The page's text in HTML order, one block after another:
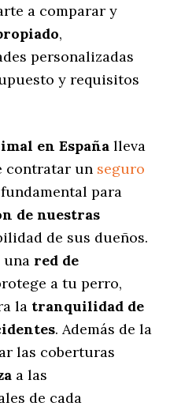
a comparar y
,
personalizadas
y requisitos
en España lleva
contratar un seguro
para
de nuestras
de sus dueños.
red de
a tu perro,
la tranquilidad de
. Además de la
las coberturas
a las
de cada